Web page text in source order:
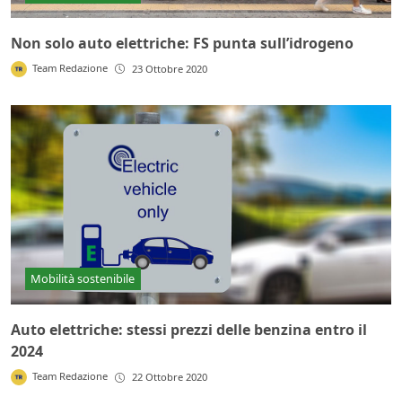
Non solo auto elettriche: FS punta sull’idrogeno
Team Redazione 23 Ottobre 2020
Mobilità sostenibile
Auto elettriche: stessi prezzi delle benzina entro il
2024
Team Redazione 22 Ottobre 2020